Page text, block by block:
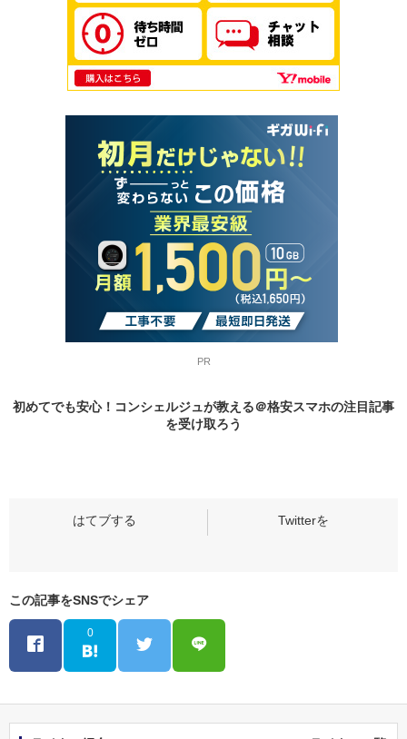
PR
初めてでも安心！コンシェルジュが教える＠格安スマホの注目記事
を受け取ろう
この記事をSNSでシェア
0